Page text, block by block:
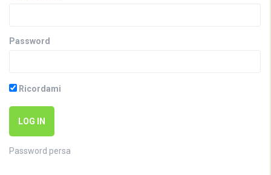
Password
Ricordami
Password persa